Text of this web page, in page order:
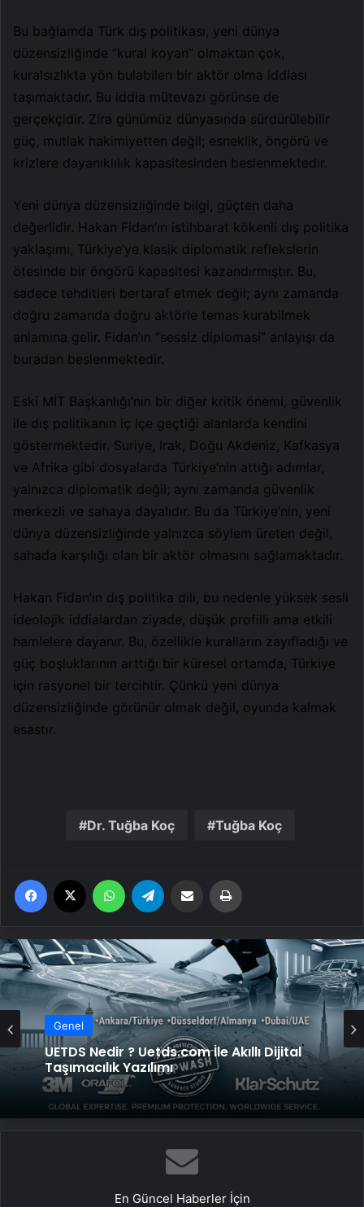
Bu bağlamda Türk dış politikası, yeni dünya
düzensizliğinde “kural koyan” olmaktan çok,
kuralsızlıkta yön bulabilen bir aktör olma iddiası
taşımaktadır. Bu iddia mütevazı görünse de
gerçekçidir. Zira günümüz dünyasında sürdürülebilir
güç, mutlak hakimiyetten değil; esneklik, öngörü ve
krizlere dayanıklılık kapasitesinden beslenmektedir.
Yeni dünya düzensizliğinde bilgi, güçten daha
değerlidir. Hakan Fidan’ın istihbarat kökenli dış politika
yaklaşımı, Türkiye’ye klasik diplomatik reflekslerin
ötesinde bir öngörü kapasitesi kazandırmıştır. Bu,
sadece tehditleri bertaraf etmek değil; aynı zamanda
doğru zamanda doğru aktörle temas kurabilmek
anlamına gelir. Fidan’ın “sessiz diplomasi” anlayışı da
buradan beslenmektedir.
Eski MİT Başkanlığı’nın bir diğer kritik önemi, güvenlik
ile dış politikanın iç içe geçtiği alanlarda kendini
göstermektedir. Suriye, Irak, Doğu Akdeniz, Kafkasya
ve Afrika gibi dosyalarda Türkiye’nin attığı adımlar,
yalnızca diplomatik değil; aynı zamanda güvenlik
merkezli ve sahaya dayalıdır. Bu da Türkiye’nin, yeni
dünya düzensizliğinde yalnızca söylem üreten değil,
sahada karşılığı olan bir aktör olmasını sağlamaktadır.
Hakan Fidan’ın dış politika dili, bu nedenle yüksek sesli
ideolojik iddialardan ziyade, düşük profilli ama etkili
hamlelere dayanır. Bu, özellikle kuralların zayıfladığı ve
güç boşluklarının arttığı bir küresel ortamda, Türkiye
için rasyonel bir tercihtir. Çünkü yeni dünya
düzensizliğinde görünür olmak değil, oyunda kalmak
esastır.
Dr. Tuğba Koç Tuğba Koç
Facebook WhatsApp Email'den paylaş
Genel
UETDS Nedir ? Uetds.com İle Akıllı Dijital
Taşımacılık Yazılımı
En Güncel Haberler İçin